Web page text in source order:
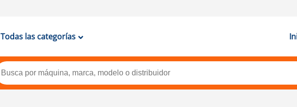
Todas las categorías